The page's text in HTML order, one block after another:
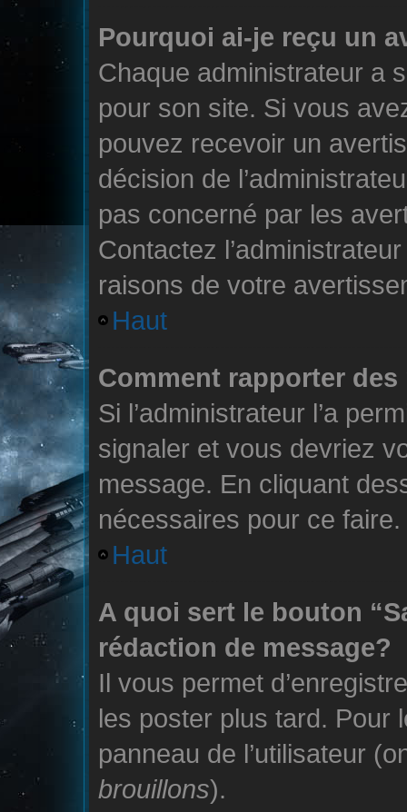
Pourquoi ai-je reçu un
Chaque administrateur a
pour son site. Si vous
pouvez recevoir un
décision de
pas concerné par les
Contactez
raisons de votre
Haut
Comment rapporter
Si l’administrateur l’a
signaler et vous devriez
message. En cliquant
nécessaires pour ce faire.
Haut
A quoi sert le bouton
rédaction de message?
Il vous permet
les poster plus tard. Pour
panneau de l’utilisateur
brouillons).